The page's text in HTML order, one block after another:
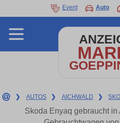
Event Auto
❯ AUTOS ❯ AICHWALD ❯
Skoda Enyaq gebraucht